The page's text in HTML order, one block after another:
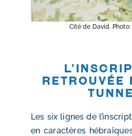
Cité de David. Photo:
retrouvée
Les six lignes de
en caractères